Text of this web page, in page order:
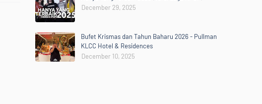
December 29, 2025
Bufet Krismas dan Tahun Baharu 2026 - Pullman
KLCC Hotel & Residences
December 10, 2025